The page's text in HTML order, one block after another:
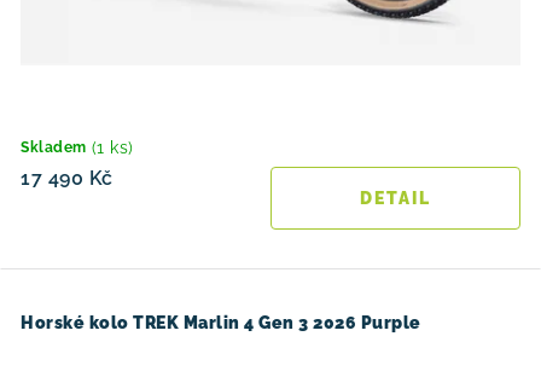
Skladem (1 ks)
17 490 Kč
Horské kolo TREK Marlin 4 Gen 3 2026 Purple